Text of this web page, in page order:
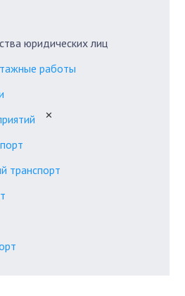
юридических лиц
работы
✕
транспорт